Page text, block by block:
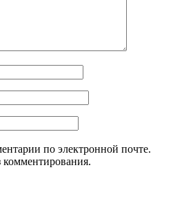
по электронной почте.
комментирования.